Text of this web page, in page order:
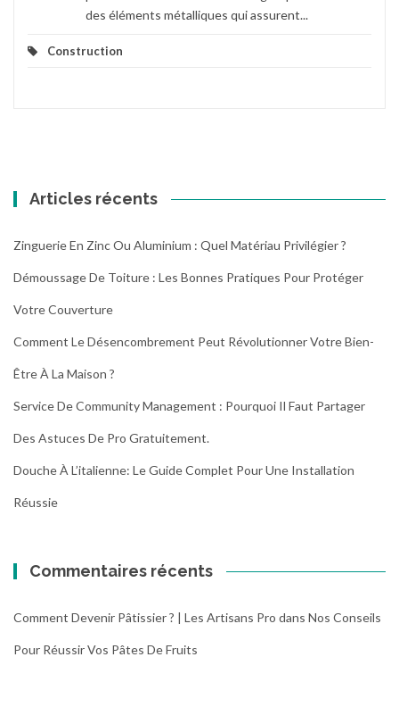
des éléments métalliques qui assurent...
Construction
Articles récents
Zinguerie En Zinc Ou Aluminium : Quel Matériau Privilégier ?
Démoussage De Toiture : Les Bonnes Pratiques Pour Protéger
Votre Couverture
Comment Le Désencombrement Peut Révolutionner Votre Bien-
Être À La Maison ?
Service De Community Management : Pourquoi Il Faut Partager
Des Astuces De Pro Gratuitement.
Douche À L’italienne: Le Guide Complet Pour Une Installation
Réussie
Commentaires récents
Comment Devenir Pâtissier ? | Les Artisans Pro dans Nos Conseils
Pour Réussir Vos Pâtes De Fruits